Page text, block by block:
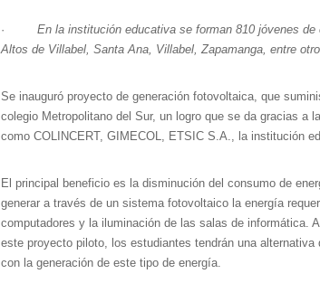
· En la institución educativa se forman 810 jóvenes
Altos de Villabel, Santa Ana, Villabel, Zapamanga, entre
Se inauguró proyecto de generación fotovoltaica, que
colegio Metropolitano del Sur, un logro que se da gracias a
como COLINCERT, GIMECOL, ETSIC S.A., la institución
El principal beneficio es la disminución del consumo de
generar a través de un sistema fotovoltaico la energía
computadores y la iluminación de las salas de informática.
este proyecto piloto, los estudiantes tendrán una
con la generación de este tipo de energía.